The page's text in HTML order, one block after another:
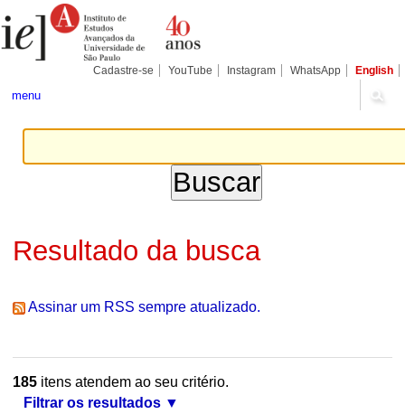
para
conteúdo.
Pessoais
Cadastre-se YouTube Instagram WhatsApp English
menu
Resultado da busca
Assinar um RSS sempre atualizado.
185itens atendem ao seu critério.
Filtrar os resultados